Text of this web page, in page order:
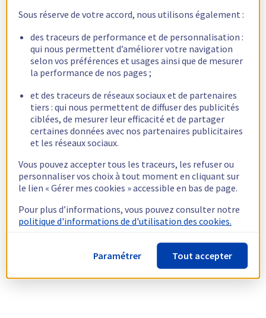
Sous réserve de votre accord, nous utilisons également :
des traceurs de performance et de personnalisation :
qui nous permettent d’améliorer votre navigation
selon vos préférences et usages ainsi que de mesurer
la performance de nos pages ;
et des traceurs de réseaux sociaux et de partenaires
tiers : qui nous permettent de diffuser des publicités
ciblées, de mesurer leur efficacité et de partager
certaines données avec nos partenaires publicitaires
et les réseaux sociaux.
Vous pouvez accepter tous les traceurs, les refuser ou
personnaliser vos choix à tout moment en cliquant sur
le lien « Gérer mes cookies » accessible en bas de page.
Pour plus d’informations, vous pouvez consulter notre
politique d'informations de d'utilisation des cookies.
Paramétrer Tout accepter